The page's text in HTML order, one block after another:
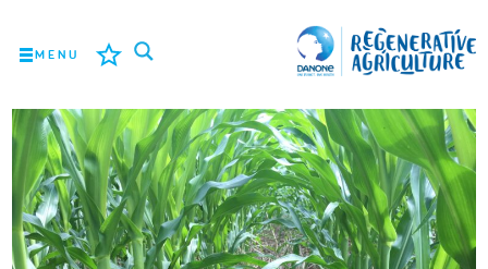
MENU
المهمة
المزارعون
أفضل الممارسات